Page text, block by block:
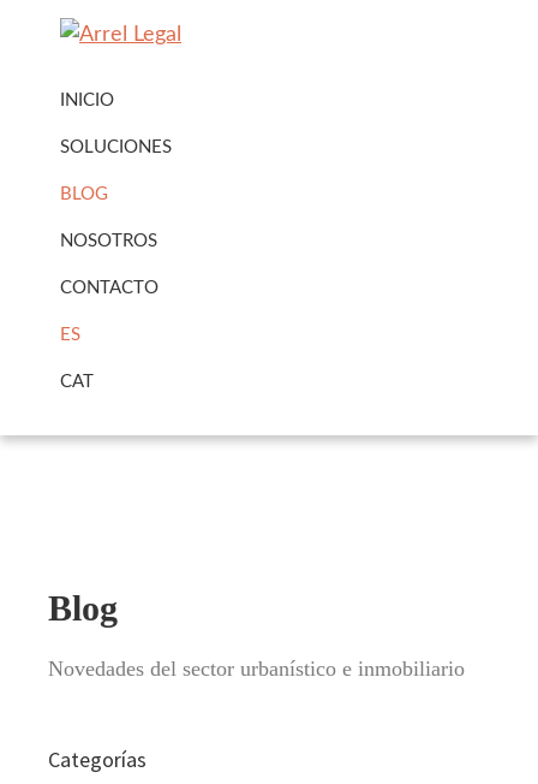
Legal
Legal
Urbanisme
INICIO
SOLUCIONES
BLOG
NOSOTROS
CONTACTO
ES
CAT
Blog
Novedades del sector urbanístico e inmobiliario
Categorías